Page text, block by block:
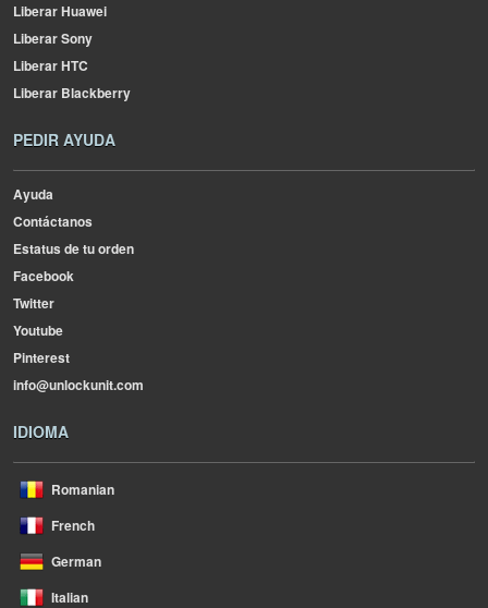
Liberar Huawei
Liberar Sony
Liberar HTC
Liberar Blackberry
PEDIR AYUDA
Ayuda
Contáctanos
Estatus de tu orden
Facebook
Twitter
Youtube
Pinterest
info@unlockunit.com
IDIOMA
Romanian
French
German
Italian